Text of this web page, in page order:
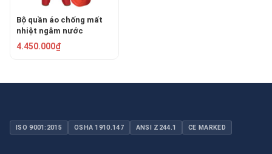
Bộ quần áo chống mất
nhiệt ngâm nước
LALIZAS 70454
4.450.000₫
ISO 9001:2015 OSHA 1910.147 ANSI Z244.1 CE MARKED